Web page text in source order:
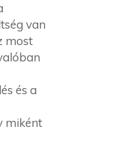
van
most
és a
miként